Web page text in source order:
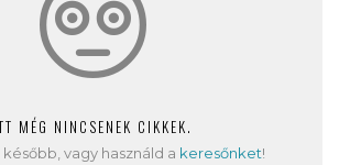
MÉG NINCSENEK CIKKEK.
később, vagy használd a keresőnket!